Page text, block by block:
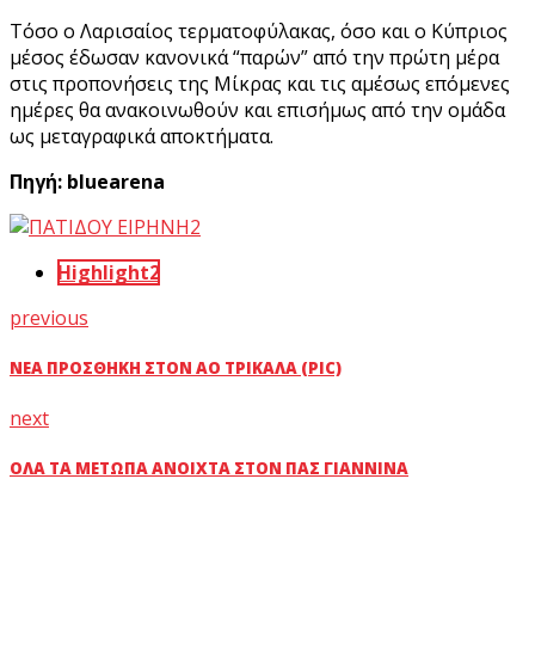
Τόσο ο Λαρισαίος τερματοφύλακας, όσο και ο Κύπριος
μέσος έδωσαν κανονικά “παρών” από την πρώτη μέρα
στις προπονήσεις της Μίκρας και τις αμέσως επόμενες
ημέρες θα ανακοινωθούν και επισήμως από την ομάδα
ως μεταγραφικά αποκτήματα.
Πηγή: bluearena
Highlight2
previous
ΝΈΑ ΠΡΟΣΘΉΚΗ ΣΤΟΝ ΑΟ ΤΡΊΚΑΛΑ (PIC)
next
ΌΛΑ ΤΑ ΜΈΤΩΠΑ ΑΝΟΙΧΤΆ ΣΤΟΝ ΠΑΣ ΓΙΆΝΝΙΝΑ